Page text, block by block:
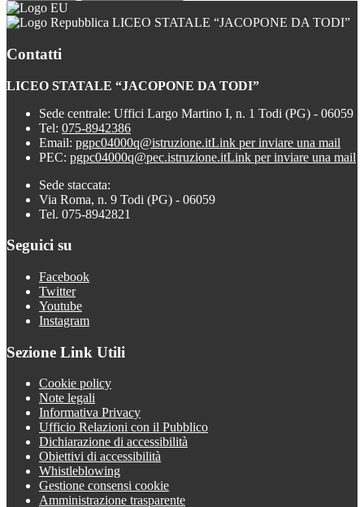
LICEO STATALE “JACOPONE DA TODI”
Contatti
LICEO STATALE “JACOPONE DA TODI”
Sede centrale: Uffici Largo Martino I, n. 1 Todi (PG) - 06059
Tel: 075-8942386
Email: pgpc04000q@istruzione.itLink per inviare una mail
PEC: pgpc04000q@pec.istruzione.itLink per inviare una mail
Sede staccata:
Via Roma, n. 9 Todi (PG) - 06059
Tel. 075-8942821
Seguici su
Facebook
Twitter
Youtube
Instagram
Sezione Link Utili
Cookie policy
Note legali
Informativa Privacy
Ufficio Relazioni con il Pubblico
Dichiarazione di accessibilità
Obiettivi di accessibilità
Whistleblowing
Gestione consensi cookie
Amministrazione trasparente